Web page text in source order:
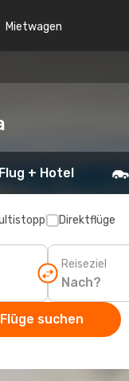
Mietwagen
Flug + Hotel
Direktflüge
Reiseziel
Flüge suchen